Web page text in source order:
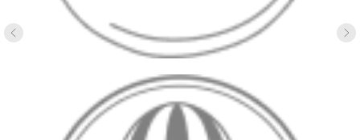
© GisMenu, 2024
+7 912 806-55-99